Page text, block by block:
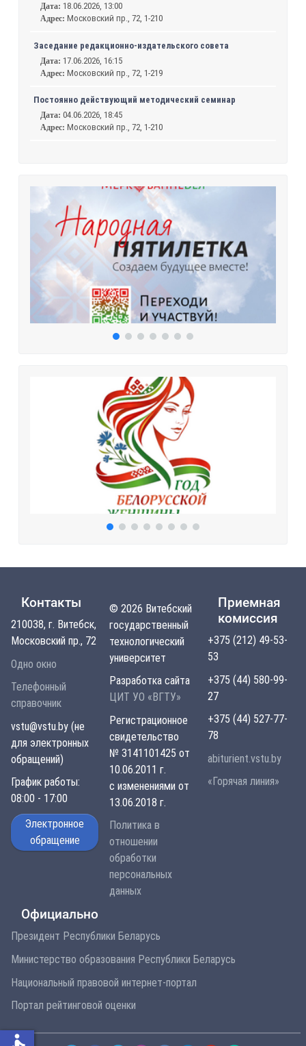
Дата: 18.06.2026, 13:00
Адрес: Московский пр., 72, 1-210
Заседание редакционно-издательского совета
Дата: 17.06.2026, 16:15
Адрес: Московский пр., 72, 1-219
Постоянно действующий методический семинар
Дата:04.06.2026, 18:45
Адрес: Московский пр., 72, 1-210
Контакты
210038, г. Витебск,
Московский пр., 72
Одно окно
Телефонный
справочник
vstu@vstu.by (не
для электронных
обращений)
График работы:
08:00 - 17:00
Электронное
обращение
© 2026 Витебский
государственный
технологический
университет
Разработка сайта
ЦИТ УО «ВГТУ»
Регистрационное
свидетельство
№ 3141101425 от
10.06.2011 г.
с изменениями от
13.06.2018 г.
Политика в
отношении
обработки
персональных
данных
Приемная
комиссия
+375 (212) 49-53-
53
+375 (44) 580-99-
27
+375 (44) 527-77-
78
abiturient.vstu.by
«Горячая линия»
Официально
Президент Республики Беларусь
Министерство образования Республики Беларусь
Национальный правовой интернет-портал
Портал рейтинговой оценки